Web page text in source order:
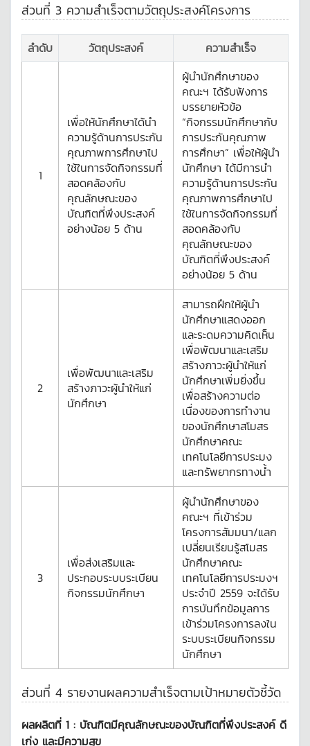
ส่วนที่ 3 ความสำเร็จตามวัตถุประสงค์โครงการ
ลำดับ วัตถุประสงค์ ความสำเร็จ
1
เพื่อให้นักศึกษาได้นำ
ความรู้ด้านการประกัน
คุณภาพการศึกษาไป
ใช้ในการจัดกิจกรรมที่
สอดคล้องกับ
คุณลักษณะของ
บัณฑิตที่พึงประสงค์
อย่างน้อย 5 ด้าน
ผู้นำนักศึกษาของ
คณะฯ ได้รับฟังการ
บรรยายหัวข้อ
“กิจกรรมนักศึกษากับ
การประกันคุณภาพ
การศึกษา” เพื่อให้ผู้นำ
นักศึกษา ได้มีการนำ
ความรู้ด้านการประกัน
คุณภาพการศึกษาไป
ใช้ในการจัดกิจกรรมที่
สอดคล้องกับ
คุณลักษณะของ
บัณฑิตที่พึงประสงค์
อย่างน้อย 5 ด้าน
2
เพื่อพัฒนาและเสริม
สร้างภาวะผู้นำให้แก่
นักศึกษา
สามารถฝึกให้ผู้นำ
นักศึกษาแสดงออก
และระดมความคิดเห็น
เพื่อพัฒนาและเสริม
สร้างภาวะผู้นำให้แก่
นักศึกษาเพิ่มยิ่งขึ้น
เพื่อสร้างความต่อ
เนื่องของการทำงาน
ของนักศึกษาสโมสร
นักศึกษาคณะ
เทคโนโลยีการประมง
และทรัพยากรทางน้ำ
3
เพื่อส่งเสริมและ
ประกอบระบบระเบียน
กิจกรรมนักศึกษา
ผู้นำนักศึกษาของ
คณะฯ ที่เข้าร่วม
โครงการสัมมนา/แลก
เปลี่ยนเรียนรู้สโมสร
นักศึกษาคณะ
เทคโนโลยีการประมงฯ
ประจำปี 2559 จะได้รับ
การบันทึกข้อมูลการ
เข้าร่วมโครงการลงใน
ระบบระเบียนกิจกรรม
นักศึกษา
ส่วนที่ 4 รายงานผลความสำเร็จตามเป้าหมายตัวชี้วัด
ผลผลิตที่ 1 : บัณฑิตมีคุณลักษณะของบัณฑิตที่พึงประสงค์ ดี
เก่ง และมีความสุข